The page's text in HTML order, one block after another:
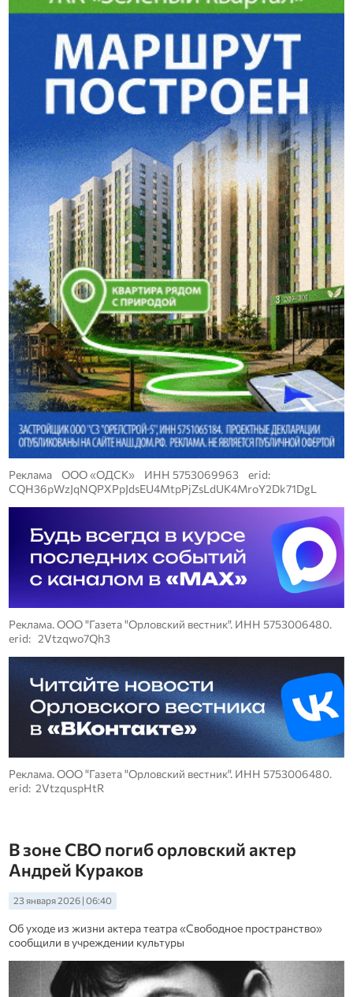
Реклама ООО «ОДСК» ИНН 5753069963 erid:
CQH36pWzJqNQPXPpJdsEU4MtpPjZsLdUK4MroY2Dk71DgL
Реклама. ООО "Газета "Орловский вестник". ИНН 5753006480.
erid: 2Vtzqwo7Qh3
Реклама. ООО "Газета "Орловский вестник". ИНН 5753006480.
erid: 2VtzquspHtR
В зоне СВО погиб орловский актер
Андрей Кураков
23 января 2026 | 06:40
Об уходе из жизни актера театра «Свободное пространство»
сообщили в учреждении культуры